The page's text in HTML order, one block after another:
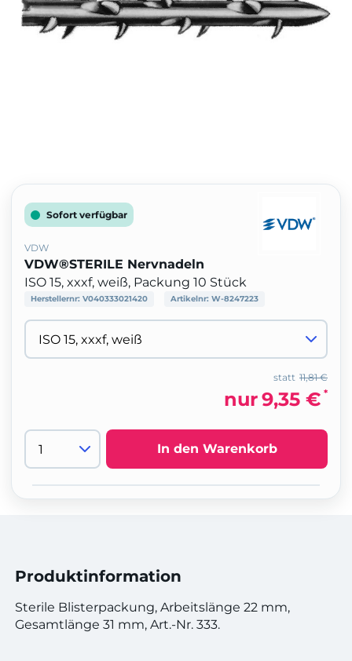
Sofort verfügbar
VDW
VDW®STERILE Nervnadeln
ISO 15, xxxf, weiß, Packung 10 Stück
Herstellernr: V040333021420 Artikelnr: W-8247223
11,81 €
statt
nur9,35 € *
In den Warenkorb
Produktinformation
Sterile Blisterpackung, Arbeitslänge 22 mm,
Gesamtlänge 31 mm, Art.-Nr. 333.